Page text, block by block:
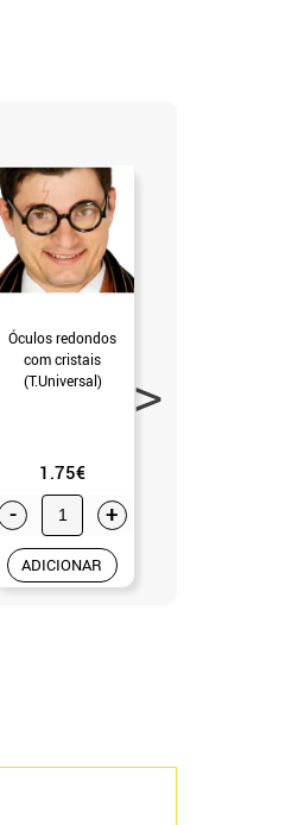
Óculos redondos
com cristais
(T.Universal)
1.75€
- +
ADICIONAR